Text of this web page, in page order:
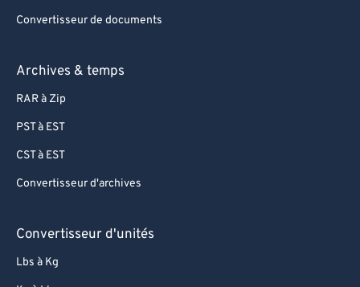
Convertisseur de documents
Archives & temps
RAR à Zip
PST à EST
CST à EST
Convertisseur d'archives
Convertisseur d'unités
Lbs à Kg